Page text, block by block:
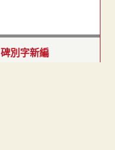
碑別字新編